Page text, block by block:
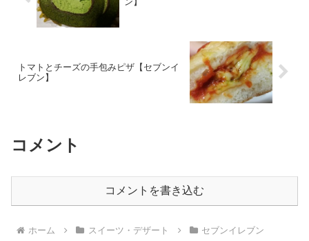
トマトとチーズの手包みピザ【セブンイ
レブン】
コメント
コメントを書き込む
ホーム スイーツ・デザート セブンイレブン